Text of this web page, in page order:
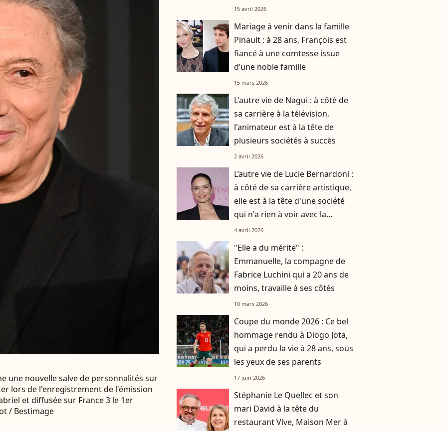
une nouvelle salve de personnalités sur
lors de l'enregistrement de l'émission
et diffusée sur France 3 le 1er
/ Bestimage
15 avril 2026
Mariage à venir dans la famille
Pinault : à 28 ans, François est
fiancé à une comtesse issue
d’une noble famille
15 mars 2026
L'autre vie de Nagui : à côté de
sa carrière à la télévision,
l'animateur est à la tête de
plusieurs sociétés à succès
2 avril 2026
L’autre vie de Lucie Bernardoni :
à côté de sa carrière artistique,
elle est à la tête d'une société
qui n'a rien à voir avec la
musique
4 avril 2026
"Elle a du mérite" :
Emmanuelle, la compagne de
Fabrice Luchini qui a 20 ans de
moins, travaille à ses côtés
10 mars 2026
Coupe du monde 2026 : Ce bel
hommage rendu à Diogo Jota,
qui a perdu la vie à 28 ans, sous
les yeux de ses parents
17 juin 2026
Stéphanie Le Quellec et son
mari David à la tête du
restaurant Vive, Maison Mer à